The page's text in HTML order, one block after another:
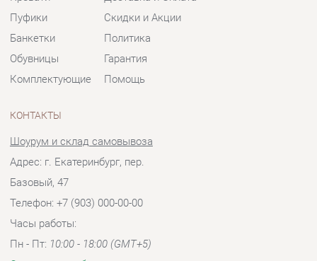
Шоурум и склад самовывоза
Адрес: г. Екатеринбург, пер.
Базовый, 47
Телефон: +7 (903) 000-00-00
Пн - Пт:10:00 - 18:00 (GMT+5)
Отправить сообщение